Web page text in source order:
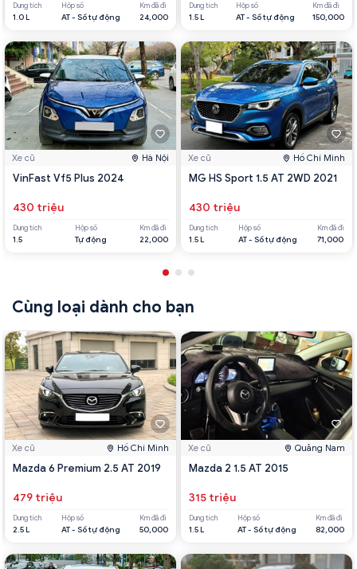
Dung tích
1.0 L
Hộp số
AT - Số tự động
Km đã đi
24,000
Xe cũ Hà Nội
VinFast Vf5 Plus 2024
430 triệu
Dung tích
1.5
Hộp số
Tự động
Km đã đi
22,000
Dung tích
1.5 L
Hộp số
AT - Số tự động
Km đã đi
150,000
Xe cũ Hồ Chí Minh
MG HS Sport 1.5 AT 2WD 2021
430 triệu
Dung tích
1.5 L
Hộp số
AT - Số tự động
Km đã đi
71,000
Cùng loại dành cho bạn
Xe cũ Hồ Chí Minh
Mazda 6 Premium 2.5 AT 2019
479 triệu
Dung tích
2.5 L
Hộp số
AT - Số tự động
Km đã đi
50,000
Xe cũ Quảng Nam
Mazda 2 1.5 AT 2015
315 triệu
Dung tích
1.5 L
Hộp số
AT - Số tự động
Km đã đi
82,000